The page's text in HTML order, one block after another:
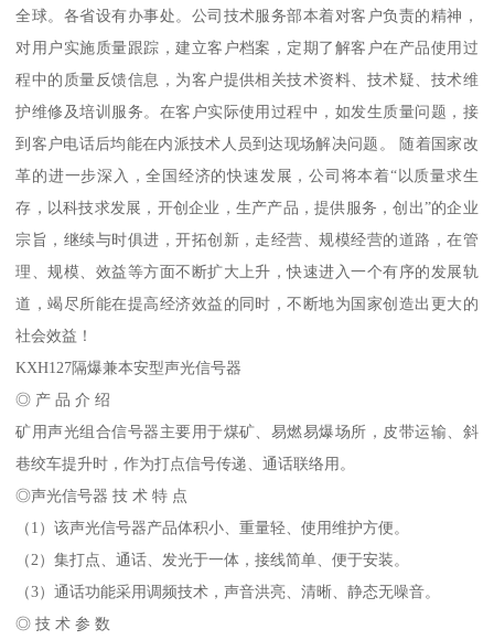
全球。各省设有办事处。公司技术服务部本着对客户负责的精神，
对用户实施质量跟踪，建立客户档案，定期了解客户在产品使用过
程中的质量反馈信息，为客户提供相关技术资料、技术疑、技术维
护维修及培训服务。在客户实际使用过程中，如发生质量问题，接
到客户电话后均能在内派技术人员到达现场解决问题。 随着国家改
革的进一步深入，全国经济的快速发展，公司将本着“以质量求生
存，以科技求发展，开创企业，生产产品，提供服务，创出”的企业
宗旨，继续与时俱进，开拓创新，走经营、规模经营的道路，在管
理、规模、效益等方面不断扩大上升，快速进入一个有序的发展轨
道，竭尽所能在提高经济效益的同时，不断地为国家创造出更大的
社会效益！
KXH127隔爆兼本安型声光信号器
◎ 产 品 介 绍
矿用声光组合信号器主要用于煤矿、易燃易爆场所，皮带运输、斜
巷绞车提升时，作为打点信号传递、通话联络用。
◎声光信号器 技 术 特 点
（1）该声光信号器产品体积小、重量轻、使用维护方便。
（2）集打点、通话、发光于一体，接线简单、便于安装。
（3）通话功能采用调频技术，声音洪亮、清晰、静态无噪音。
◎ 技 术 参 数